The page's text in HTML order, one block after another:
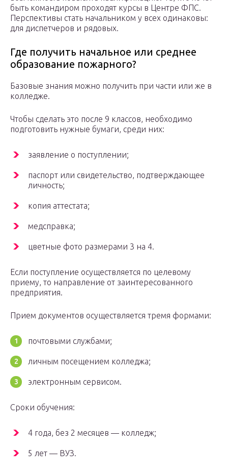
быть командиром проходят курсы в Центре ФПС.
Перспективы стать начальником у всех одинаковы:
для диспетчеров и рядовых.
Где получить начальное или среднее
образование пожарного?
Базовые знания можно получить при части или же в
колледже.
Чтобы сделать это после 9 классов, необходимо
подготовить нужные бумаги, среди них:
заявление о поступлении;
паспорт или свидетельство, подтверждающее
личность;
копия аттестата;
медсправка;
цветные фото размерами 3 на 4.
Если поступление осуществляется по целевому
приему, то направление от заинтересованного
предприятия.
Прием документов осуществляется тремя формами:
почтовыми службами;
личным посещением колледжа;
электронным сервисом.
Сроки обучения:
4 года, без 2 месяцев — колледж;
5 лет — ВУЗ.